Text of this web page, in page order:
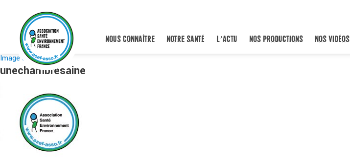
NOUS CONNAÎTRE NOTRE SANTÉ L’ACTU NOS PRODUCTIONS NOS VIDÉOS
Image suivante
unechambresaine